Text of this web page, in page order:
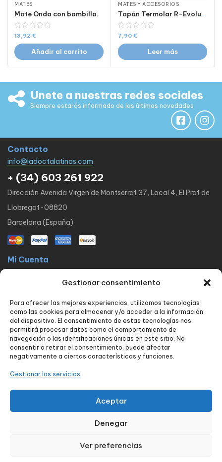
Gestionar consentimiento
Para ofrecer las mejores experiencias, utilizamos tecnologías
como las cookies para almacenar y/o acceder a la información
del dispositivo. El consentimiento de estas tecnologías nos
permitirá procesar datos como el comportamiento de
navegación o las identificaciones únicas en este sitio. No
consentir o retirar el consentimiento, puede afectar
negativamente a ciertas características y funciones.
Gestionar los servicios
Aceptar
Denegar
Ver preferencias
MATES
Mate Onda con bombilla.
13,92 €
Añadir al carrito
MATES Y ACCESORIOS
Tapón Termolar R-Evolution
7,90 €
Leer más
Únete a nuestras redes sociales
Siempre estarás informado de las últimas novedades
Contacto
info@ladoctalatinos.com
+ (34) 603 261 922
Dirección Avenida Virgen de Montserrat 37, Local 4, El Prat de
Llobregat-08820
Barcelona (España)
Mi Cuenta
Políticas
FAQ Avisos legales
Política de privacidad
Política de envío y devoluciones
Política de cookies
Nuestros servicios